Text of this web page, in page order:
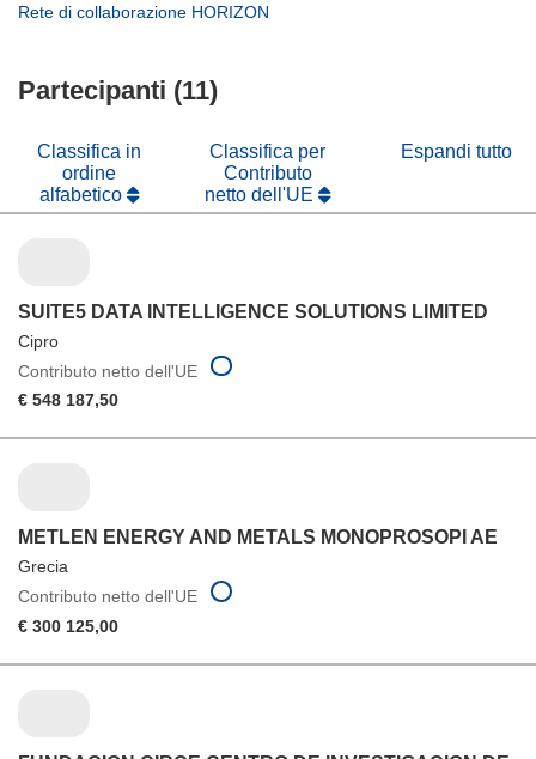
nuova
finestra)
Rete di collaborazione HORIZON
Partecipanti (11)
Classifica in
ordine
alfabetico
Classifica per
Contributo
netto dell'UE
Espandi tutto
SUITE5 DATA INTELLIGENCE SOLUTIONS LIMITED
Cipro
Contributo netto dell'UE
€ 548 187,50
METLEN ENERGY AND METALS MONOPROSOPI AE
Grecia
Contributo netto dell'UE
€ 300 125,00